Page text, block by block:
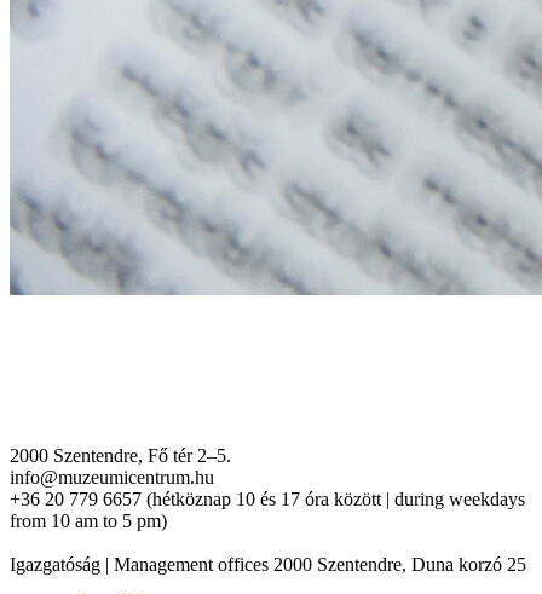
2000 Szentendre, Fő tér 2–5.
info@muzeumicentrum.hu
+36 20 779 6657 (hétköznap 10 és 17 óra között | during weekdays
from 10 am to 5 pm)
Igazgatóság | Management offices 2000 Szentendre, Duna korzó 25